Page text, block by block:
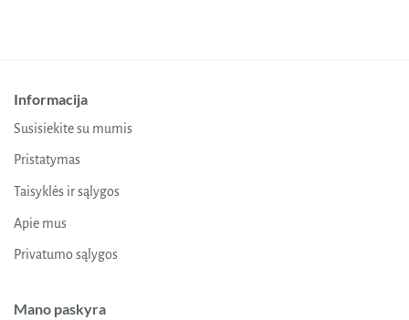
Informacija
Susisiekite su mumis
Pristatymas
Taisyklės ir sąlygos
Apie mus
Privatumo sąlygos
Mano paskyra